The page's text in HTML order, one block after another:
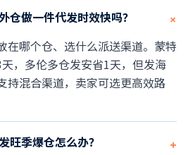
仓做一件代发时效快吗？ +
在哪个仓、选什么派送渠道。蒙特
，多伦多仓发安省1天，但发海
持混合渠道，卖家可选更高效路
旺季爆仓怎么办？ +